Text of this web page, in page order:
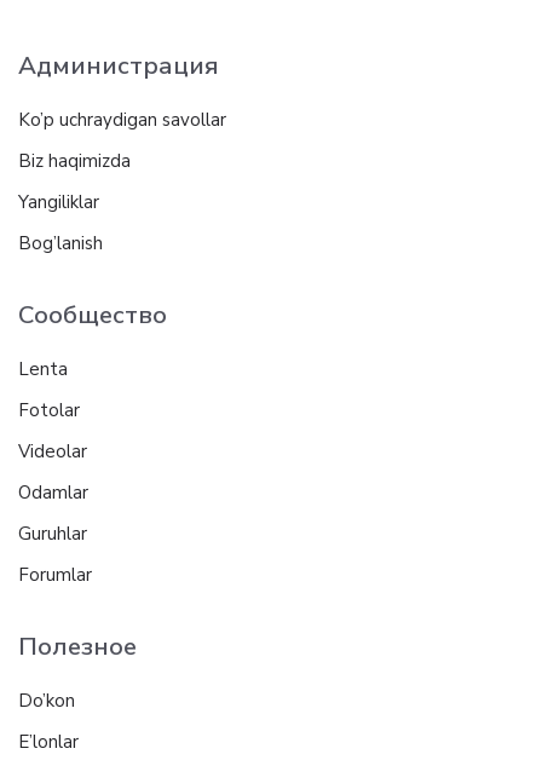
Администрация
Ko’p uchraydigan savollar
Biz haqimizda
Yangiliklar
Bog’lanish
Сообщество
Lenta
Fotolar
Videolar
Odamlar
Guruhlar
Forumlar
Полезное
Do’kon
E’lonlar